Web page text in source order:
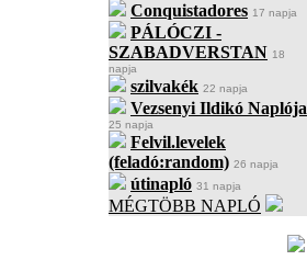
Conquistadores 17 napja
PÁLÓCZI -
SZABADVERSTAN 18
napja
szilvakék 22 napja
Vezsenyi Ildikó Naplója
25 napja
Felvil.levelek
(feladó:random) 26 napja
útinapló 31 napja
MÉGTÖBB NAPLÓ